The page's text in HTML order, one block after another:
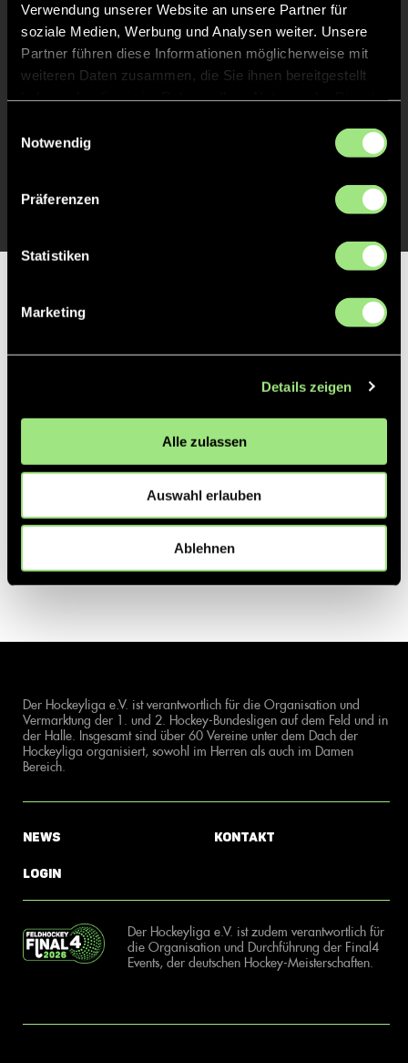
Verwendung unserer Website an unsere Partner für
soziale Medien, Werbung und Analysen weiter. Unsere
Partner führen diese Informationen möglicherweise mit
weiteren Daten zusammen, die Sie ihnen bereitgestellt
Notwendig
Präferenzen
Statistiken
Marketing
Details zeigen
Alle zulassen
Auswahl erlauben
Ablehnen
Der Hockeyliga e.V. ist verantwortlich für die Organisation und
Vermarktung der 1. und 2. Hockey-Bundesligen auf dem Feld und in
der Halle. Insgesamt sind über 60 Vereine unter dem Dach der
Hockeyliga organisiert, sowohl im Herren als auch im Damen
Bereich.
News
Login
Kontakt
Der Hockeyliga e.V. ist zudem verantwortlich für
die Organisation und Durchführung der Final4
Events, der deutschen Hockey-Meisterschaften.